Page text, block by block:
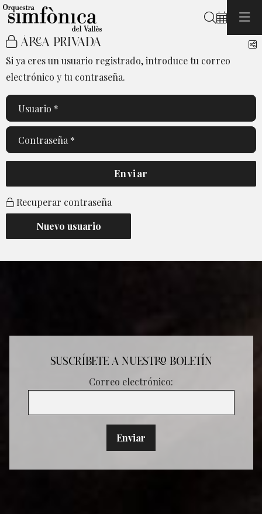
Buscar
ÁREA PRIVADA
Si ya eres un usuario registrado, introduce tu correo
electrónico y tu contraseña.
Usuario*
Contraseña*
Enviar
Recuperar contraseña
Crear
Nuevo usuario
SUSCRÍBETE A NUESTRO BOLETÍN
Correo electrónico: